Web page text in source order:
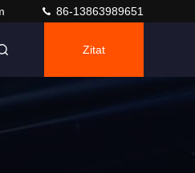
86-13863989651
Zitat